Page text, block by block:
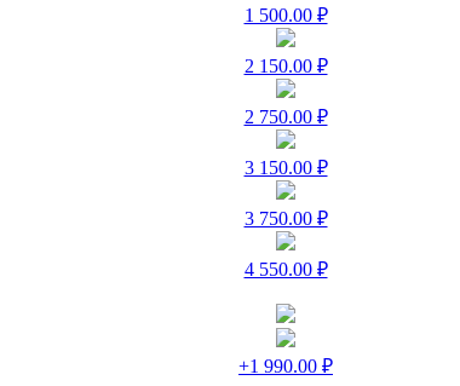
1 500.00 ₽
2 150.00 ₽
2 750.00 ₽
3 150.00 ₽
3 750.00 ₽
4 550.00 ₽
+1 990.00 ₽